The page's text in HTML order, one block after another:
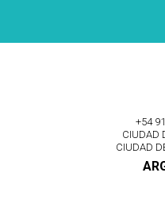
+54
CIUDAD
CIUDAD